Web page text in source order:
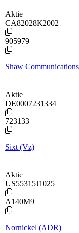
Aktie
CA82028K2002
905979
Shaw Communications
Aktie
DE0007231334
723133
Sixt (Vz)
Aktie
US55315J1025
A140M9
Nornickel (ADR)